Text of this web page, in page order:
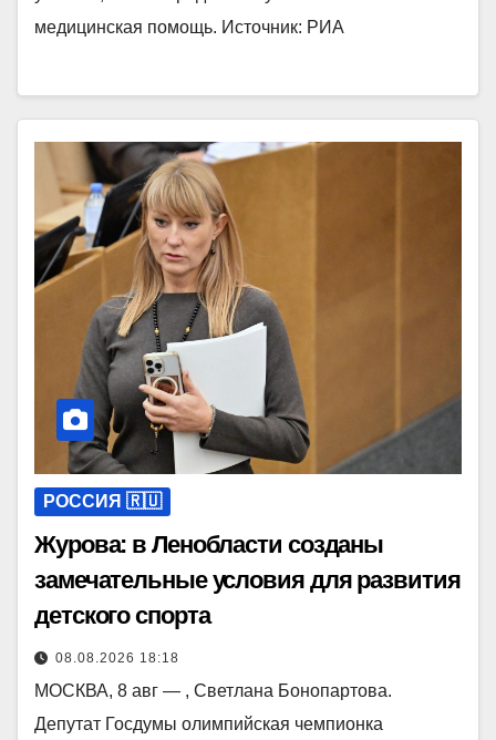
медицинская помощь. Источник: РИА
РОССИЯ 🇷🇺
Журова: в Ленобласти созданы
замечательные условия для развития
детского спорта
08.08.2026 18:18
МОСКВА, 8 авг — , Светлана Бонопартова.
Депутат Госдумы олимпийская чемпионка